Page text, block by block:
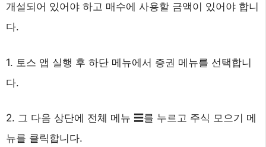
개설되어 있어야 하고 매수에 사용할 금액이 있어야 합니
다.
1. 토스 앱 실행 후 하단 메뉴에서 증권 메뉴를 선택합니
다.
2. 그 다음 상단에 전체 메뉴 ☰를 누르고 주식 모으기 메
뉴를 클릭합니다.